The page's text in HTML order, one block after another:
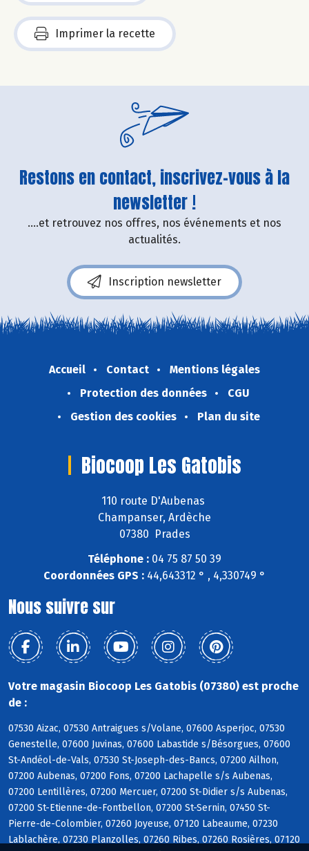
Imprimer la recette
Restons en contact, inscrivez-vous à la
newsletter !
....et retrouvez nos offres, nos événements et nos
actualités.
Inscription newsletter
Accueil Contact
Mentions légales
Protection des données
CGU
Gestion des cookies
Plan du site
Biocoop Les Gatobis
110 route D'Aubenas
Champanser, Ardèche
07380 Prades
Téléphone : 04 75 87 50 39
Coordonnées GPS : 44,643312 ° , 4,330749 °
Nous suivre sur
Votre magasin Biocoop Les Gatobis (07380) est proche
de :
07530 Aizac, 07530 Antraigues s/Volane, 07600 Asperjoc, 07530
Genestelle, 07600 Juvinas, 07600 Labastide s/Bésorgues, 07600
St-Andéol-de-Vals, 07530 St-Joseph-des-Bancs, 07200 Ailhon,
07200 Aubenas, 07200 Fons, 07200 Lachapelle s/s Aubenas,
07200 Lentillères, 07200 Mercuer, 07200 St-Didier s/s Aubenas,
07200 St-Etienne-de-Fontbellon, 07200 St-Sernin, 07450 St-
Pierre-de-Colombier, 07260 Joyeuse, 07120 Labeaume, 07230
Lablachère, 07230 Planzolles, 07260 Ribes, 07260 Rosières, 07120